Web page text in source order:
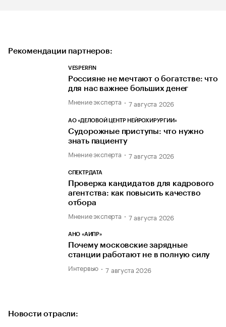
Рекомендации партнеров:
VESPERFIN
Россияне не мечтают о богатстве: что
для нас важнее больших денег
Мнение эксперта 7 августа 2026
АО «ДЕЛОВОЙ ЦЕНТР НЕЙРОХИРУРГИИ»
Судорожные приступы: что нужно
знать пациенту
Мнение эксперта 7 августа 2026
СПЕКТРДАТА
Проверка кандидатов для кадрового
агентства: как повысить качество
отбора
Мнение эксперта 7 августа 2026
АНО «АИПР»
Почему московские зарядные
станции работают не в полную силу
Интервью 7 августа 2026
Новости отрасли: